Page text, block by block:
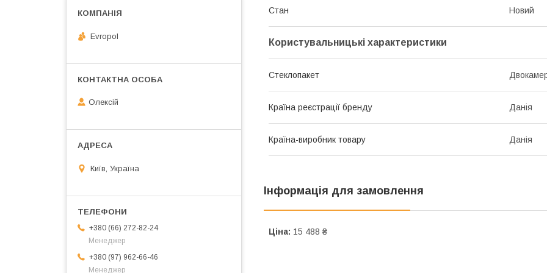
Стан Новий
Користувальницькі характеристики
Стеклопакет
Країна реєстрації бренду Данія
Країна-виробник товару Данія
Інформація для замовлення
Ціна: 15 488 ₴
Evropol
Олексій
Київ, Україна
+380 (66) 272-82-24
Менеджер
+380 (97) 962-66-46
Менеджер